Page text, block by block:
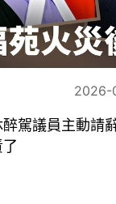
2026-
醉駕議員主動